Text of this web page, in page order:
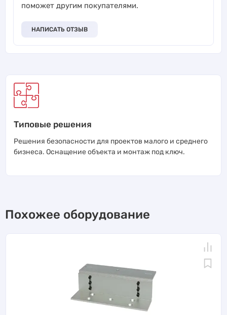
поможет другим покупателями.
НАПИСАТЬ ОТЗЫВ
Типовые решения
Решения безопасности для проектов малого и среднего
бизнеса. Оснащение объекта и монтаж под ключ.
Похожее оборудование